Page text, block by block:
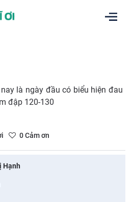
là ngày đầu có biểu hiện đau
đập 120-130
0Cảm ơn
Hạnh